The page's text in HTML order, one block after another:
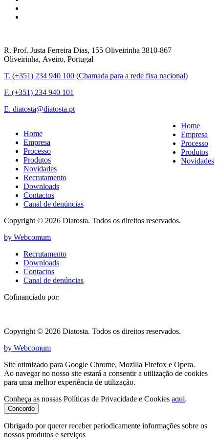
R. Prof. Justa Ferreira Dias, 155 Oliveirinha 3810-867
Oliveirinha, Aveiro, Portugal
T. (+351) 234 940 100 (Chamada para a rede fixa nacional)
F. (+351) 234 940 101
E. diatosta@diatosta.pt
Home
Empresa
Processo
Produtos
Novidades
Recrutamento
Downloads
Contactos
Canal de denúncias
Copyright © 2026 Diatosta. Todos os direitos reservados.
by Webcomum
Home
Empresa
Processo
Produtos
Novidades
Recrutamento
Downloads
Contactos
Canal de denúncias
Cofinanciado por:
Copyright © 2026 Diatosta. Todos os direitos reservados.
by Webcomum
Site otimizado para Google Chrome, Mozilla Firefox e Opera.
Ao navegar no nosso site estará a consentir a utilização de cookies
para uma melhor experiência de utilização.
Conheça as nossas Políticas de Privacidade e Cookies aqui.
Concordo
Obrigado por querer receber periodicamente informações sobre os
nossos produtos e serviços